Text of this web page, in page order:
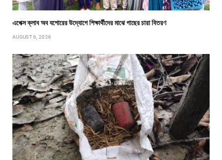
এপেক্স ক্লাব অব যশোরের উদ্যোগে শিক্ষার্থীদের মাঝে গাছের চারা বিতরণ
AUGUST 6, 2026